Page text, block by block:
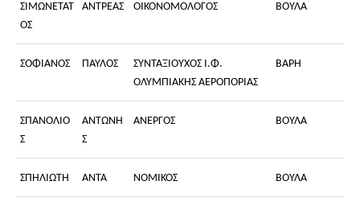
ΣΙΜΩΝΕΤΑΤ
ΟΣ
ΑΝΤΡΕΑΣ ΟΙΚΟΝΟΜΟΛΟΓΟΣ ΒΟΥΛΑ
ΣΟΦΙΑΝΟΣ ΠΑΥΛΟΣ
ΣΥΝΤΑΞΙΟΥΧΟΣ Ι.Φ.
ΟΛΥΜΠΙΑΚΗΣ ΑΕΡΟΠΟΡΙΑΣ
ΒΑΡΗ
ΣΠΑΝΟΛΙΟ
Σ
ΑΝΤΩΝΗ
Σ
ΑΝΕΡΓΟΣ ΒΟΥΛΑ
ΣΠΗΛΙΩΤΗ ΑΝΤΑ ΝΟΜΙΚΟΣ ΒΟΥΛΑ